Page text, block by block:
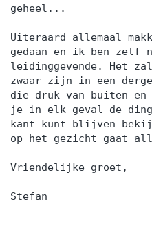
geheel...
Uiteraard allemaal
gedaan en ik ben zelf
leidinggevende. Het
zwaar zijn in een
die druk van buiten
je in elk geval de
kant kunt blijven
op het gezicht gaat
Vriendelijke groet,
Stefan